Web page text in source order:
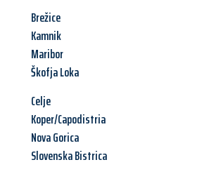
Brežice
Kamnik
Maribor
Škofja Loka
Celje
Koper/Capodistria
Nova Gorica
Slovenska Bistrica